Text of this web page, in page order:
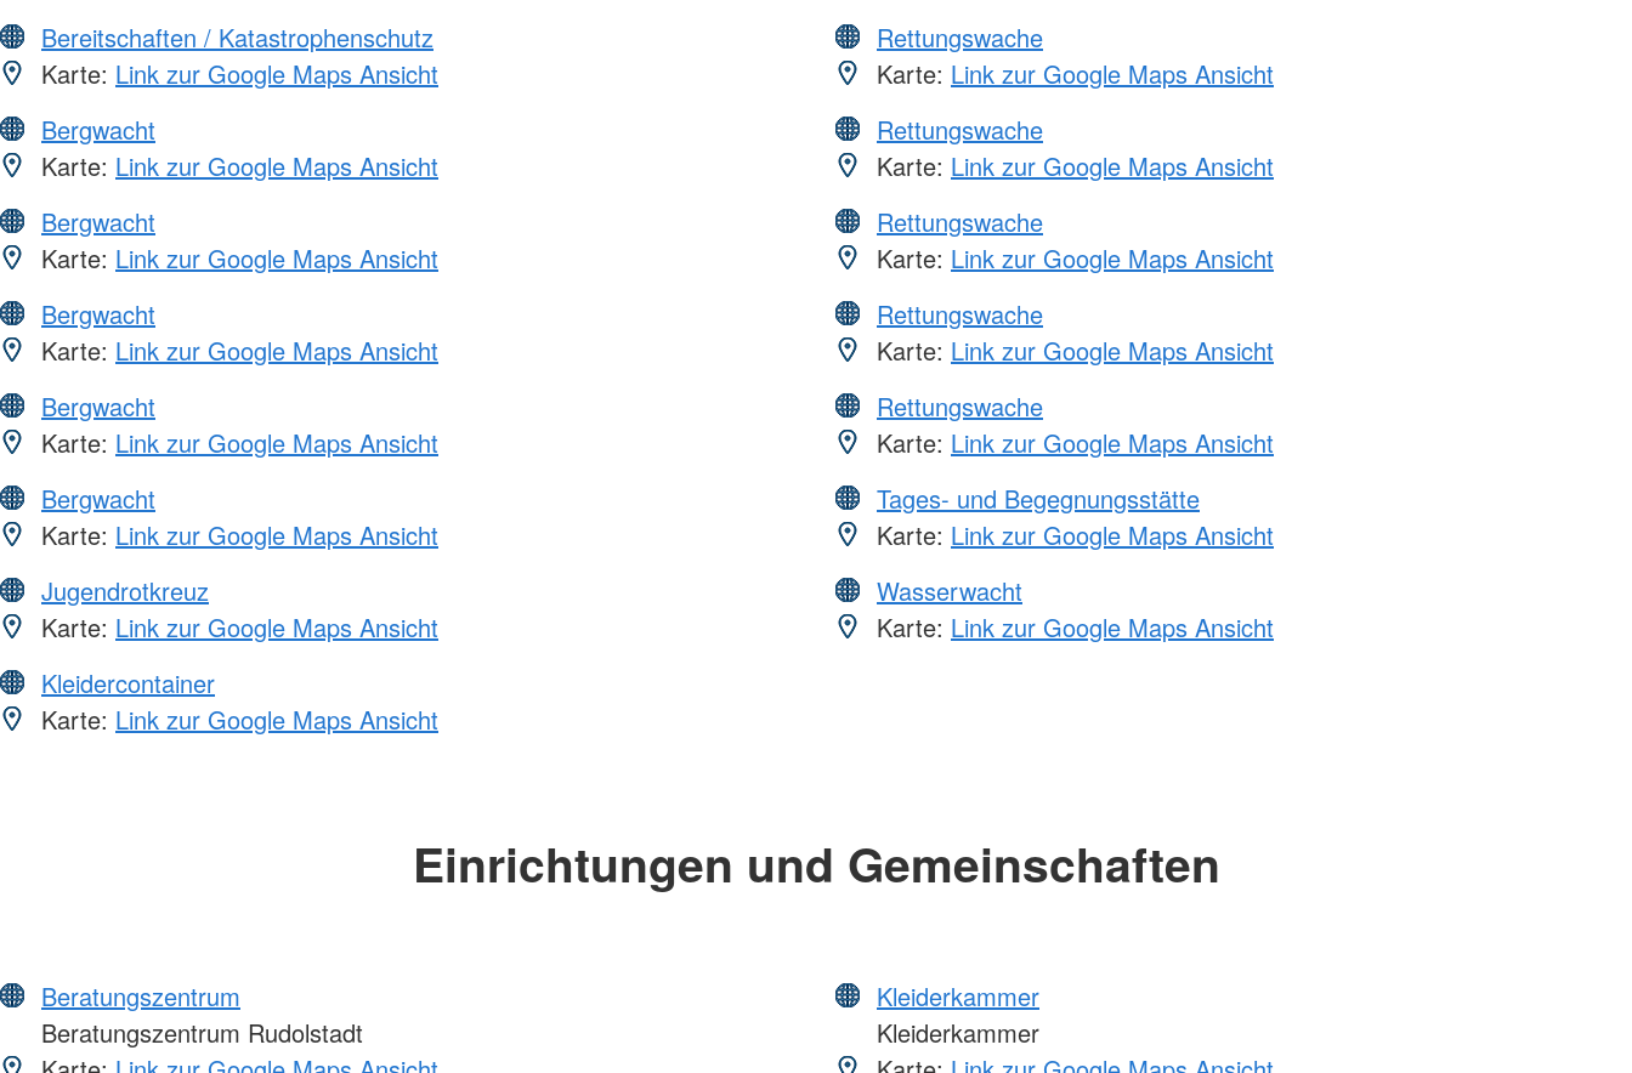
Bereitschaften / Katastrophenschutz
Karte: Link zur Google Maps Ansicht
Bergwacht
Karte: Link zur Google Maps Ansicht
Bergwacht
Karte: Link zur Google Maps Ansicht
Bergwacht
Karte: Link zur Google Maps Ansicht
Bergwacht
Karte: Link zur Google Maps Ansicht
Bergwacht
Karte: Link zur Google Maps Ansicht
Jugendrotkreuz
Karte: Link zur Google Maps Ansicht
Kleidercontainer
Karte: Link zur Google Maps Ansicht
Rettungswache
Karte: Link zur Google Maps Ansicht
Rettungswache
Karte: Link zur Google Maps Ansicht
Rettungswache
Karte: Link zur Google Maps Ansicht
Rettungswache
Karte: Link zur Google Maps Ansicht
Rettungswache
Karte: Link zur Google Maps Ansicht
Tages- und Begegnungsstätte
Karte: Link zur Google Maps Ansicht
Wasserwacht
Karte: Link zur Google Maps Ansicht
Einrichtungen und Gemeinschaften
Beratungszentrum
Beratungszentrum Rudolstadt
Kleiderkammer
Kleiderkammer